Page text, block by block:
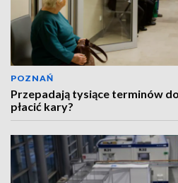
POZNAŃ
Przepadają tysiące terminów
płacić kary?